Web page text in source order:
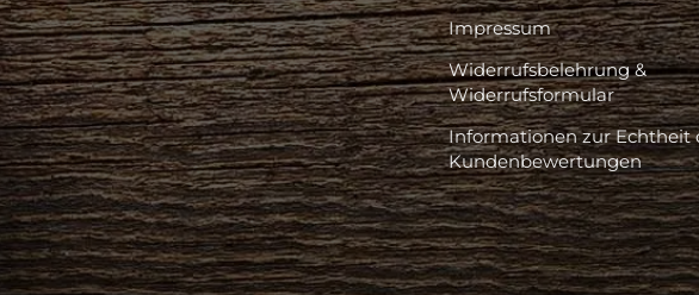
Impressum
Widerrufsbelehrung &
Widerrufsformular
Informationen zur Echtheit
Kundenbewertungen